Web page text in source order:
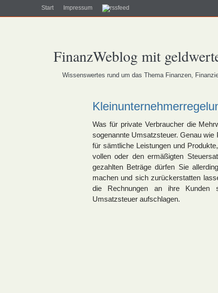
Start Impressum
FinanzWeblog mit
Wissenswertes rund um das Thema Finanzen,
Was für private Verbraucher die
sogenannte Umsatzsteuer. Genau
für sämtliche Leistungen und
vollen oder den ermäßigten
gezahlten Beträge dürfen Sie
machen und sich zurückerstatten
die Rechnungen an ihre Kunden
Umsatzsteuer aufschlagen.